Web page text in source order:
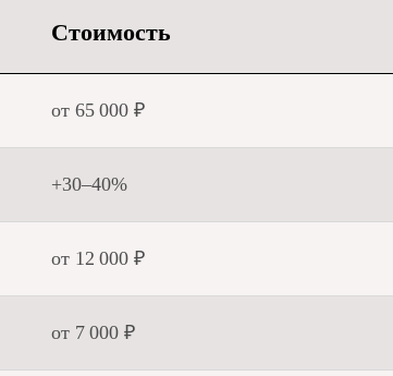
Стоимость
от 65 000 ₽
+30–40%
от 12 000 ₽
от 7 000 ₽